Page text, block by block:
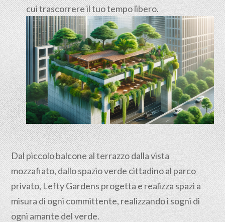
cui trascorrere il tuo tempo libero.
Dal piccolo balcone al terrazzo dalla vista
mozzafiato, dallo spazio verde cittadino al parco
privato, Lefty Gardens progetta e realizza spazi a
misura di ogni committente, realizzando i sogni di
ogni amante del verde.